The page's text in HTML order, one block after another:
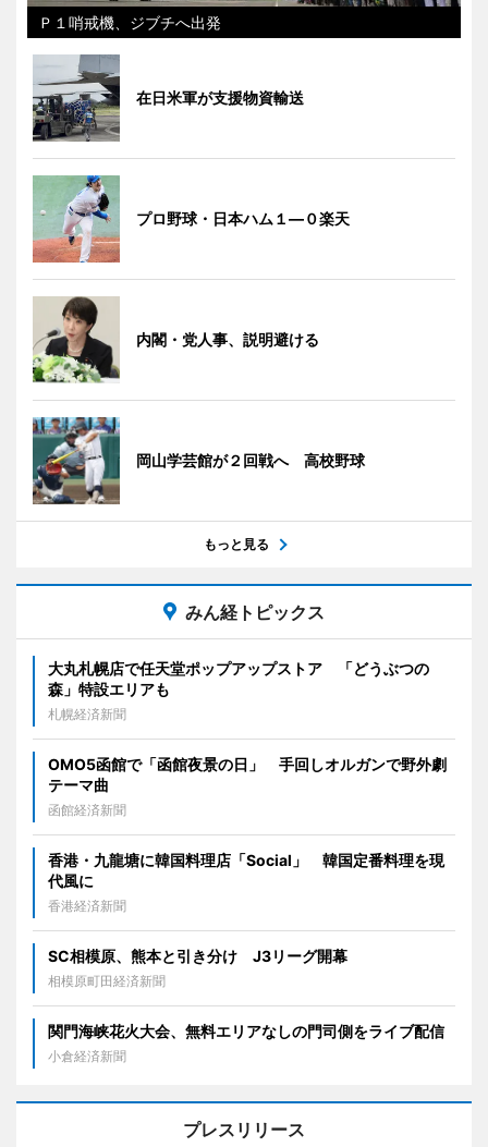
Ｐ１哨戒機、ジブチへ出発
在日米軍が支援物資輸送
プロ野球・日本ハム１―０楽天
内閣・党人事、説明避ける
岡山学芸館が２回戦へ 高校野球
もっと見る
みん経トピックス
大丸札幌店で任天堂ポップアップストア 「どうぶつの
森」特設エリアも
札幌経済新聞
OMO5函館で「函館夜景の日」 手回しオルガンで野外劇
テーマ曲
函館経済新聞
香港・九龍塘に韓国料理店「Social」 韓国定番料理を現
代風に
香港経済新聞
SC相模原、熊本と引き分け J3リーグ開幕
相模原町田経済新聞
関門海峡花火大会、無料エリアなしの門司側をライブ配信
小倉経済新聞
プレスリリース